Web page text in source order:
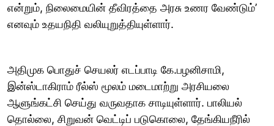
என்றும், நிலைமையின் தீவிரத்தை அரசு உணர வேண்டும்’
எனவும் உதயநிதி வலியுறுத்தியுள்ளார்.
அதிமுக பொதுச் செயலர் எடப்பாடி கே.பழனிசாமி,
இன்ஸ்டாகிராம் ரீல்ஸ் மூலம் மடைமாற்று அரசியலை
ஆளுங்கட்சி செய்து வருவதாக சாடியுள்ளார். பாலியல்
தொல்லை, சிறுவன் வெட்டிப் படுகொலை, தேங்கியநீரில்